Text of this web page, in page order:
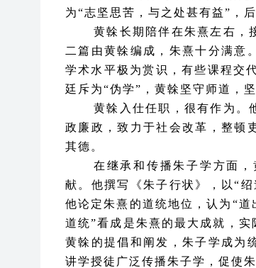
为“志坚思苦，与之处甚有益”，
黄榦长期陪伴在朱熹左右，
二篇由黄榦编成，朱熹十分满意
学术水平极为赏识，有些课程交
廷斥为“伪学”，黄榦坚守师道，
黄榦入仕任职，很有作为。
政廉政，致力于社会改革，整顿
其德。
在继承和传播朱子学方面
献。他撰写《朱子行状》，以“
他论定朱熹的道统地位，认为“
道统”看成是朱熹的最大成就，
黄榦的提倡和阐发，朱子学成为
讲学授徒广泛传播朱子学，促使